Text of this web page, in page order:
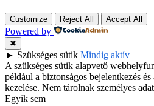
Customize Reject All Accept All
Powered by
✖
► Szükséges sütik Mindig aktív
A szükséges sütik alapvető
például a biztonságos bejelentkezés
kezelése. Nem tárolnak személyes
Egyik sem